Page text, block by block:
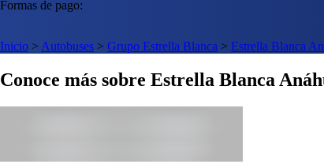
Formas de pago:
Inicio > Autobuses > Grupo Estrella Blanca > Estrella Blanca
Conoce más sobre Estrella Blanca